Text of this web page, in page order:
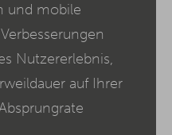
und mobile
Nutzererlebnis,
auf Ihrer